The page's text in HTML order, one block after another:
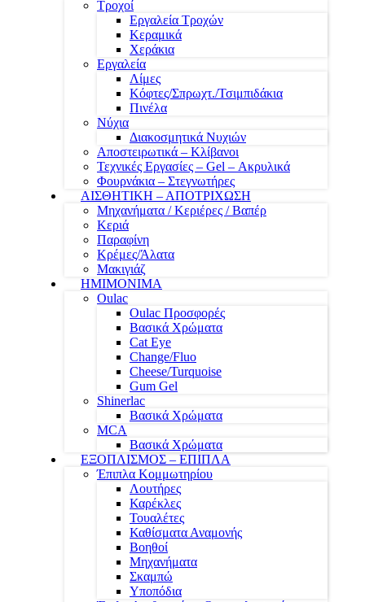
Τροχοί
Εργαλεία Τροχών
Κεραμικά
Χεράκια
Εργαλεία
Λίμες
Κόφτες/Σπρωχτ./Τσιμπιδάκια
Πινέλα
Νύχια
Διακοσμητικά Νυχιών
Αποστειρωτικά – Κλίβανοι
Τεχνικές Εργασίες – Gel – Ακρυλικά
Φουρνάκια – Στεγνωτήρες
ΑΙΣΘΗΤΙΚΗ – ΑΠΟΤΡΙΧΩΣΗ
Μηχανήματα / Κεριέρες / Βαπέρ
Κεριά
Παραφίνη
Κρέμες/Άλατα
Μακιγιάζ
ΗΜΙΜΟΝΙΜΑ
Oulac
Oulac Προσφορές
Βασικά Χρώματα
Cat Eye
Change/Fluo
Cheese/Turquoise
Gum Gel
Shinerlac
Βασικά Χρώματα
MCA
Βασικά Χρώματα
ΕΞΟΠΛΙΣΜΟΣ – ΕΠΙΠΛΑ
Έπιπλα Κομμωτηρίου
Λουτήρες
Καρέκλες
Τουαλέτες
Καθίσματα Αναμονής
Βοηθοί
Μηχανήματα
Σκαμπώ
Υποπόδια